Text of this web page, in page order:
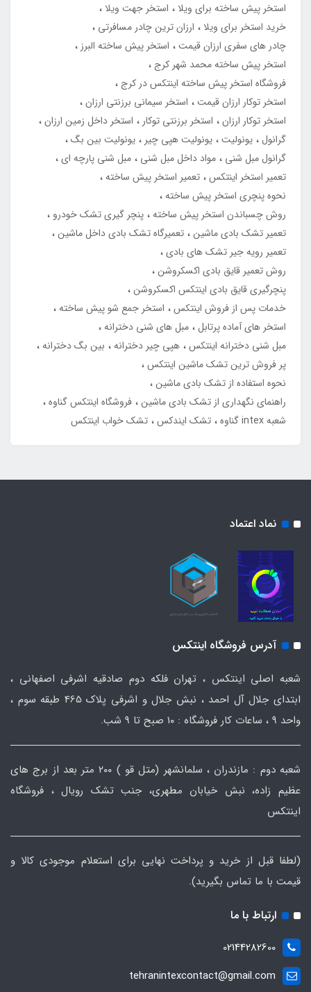
استخر پیش ساخته برای ویلا
استخر جهت ویلا
خرید استخر برای ویلا
ارزان ترین چادر مسافرتی
چادر های سفری ارزان قیمت
استخر پیش ساخته البرز
استخر پیش ساخته محمد شهر کرج
فروشگاه استخر پیش ساخته اینتکس در کرج
استخر توکار ارزان قیمت
استخر سیمانی برزنتی ارزان
استخر توکار ارزان
استخر برزنتی توکار
استخر داخل زمین ارزان
گرانول یونولیت یونولیت هپی چیر
یونولیت بین بگ
گرانول مبل شنی
مواد داخل مبل شنی
مبل شنی پارچه ای
تعمیر استخر اینتکس تعمیر استخر پیش ساخته
نحوه پنچری استخر پیش ساخته
روش چسباندن استخر پیش ساخته پنچر گیری تشک خودرو
تعمیر تشک بادی ماشین تعمیرگاه تشک بادی داخل ماشین
تعمیر رویه جیر تشک های بادی
روش تعمیر قایق بادی اکسکروشن
پنچرگیری قایق بادی اینتکس اکسکروشن
خدمات پس از فروش اینتکس
استخر جمع شو پیش ساخته
استخر های آماده پرتابل مبل های شنی دخترانه
مبل شنی دخترانه اینتکس هپی چیر دخترانه
بین بگ دخترانه
پر فروش ترین تشک ماشین اینتکس
نحوه استفاده از تشک بادی ماشین
راهنمای نگهداری از تشک بادی ماشین فروشگاه اینتکس گناوه
شعبه intex گناوه
تشک ایندکس تشک خواب اینتکس
نماد اعتماد
آدرس فروشگاه اینتکس
شعبه اصلی اینتکس ، تهران فلکه دوم صادقیه اشرفی اصفهانی ،
ابتدای جلال آل احمد ، نبش جلال و اشرفی پلاک 465 طبقه سوم ،
واحد ۹ ، ساعات کار فروشگاه : ۱۰ صبح تا ۹ شب.
شعبه دوم : مازندران ، سلمانشهر (متل قو ) ۲۰۰ متر بعد از برج های
عظیم زاده، نبش خیابان مطهری، جنب تشک رویال ، فروشگاه
اینتکس
(لطفا قبل از خرید و پرداخت نهایی برای استعلام موجودی کالا و
قیمت با ما تماس بگیرید).
ارتباط با ما
02144282600
tehranintexcontact@gmail.com